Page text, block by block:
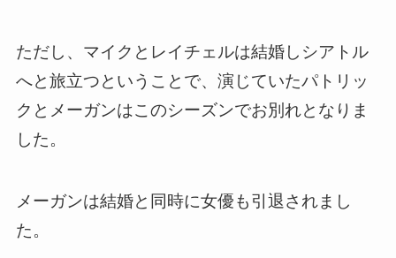
ただし、マイクとレイチェルは結婚しシアトル
へと旅立つということで、 演じていたパトリッ
クとメーガンはこのシーズンでお別れとなりま
した。
メーガンは結婚と同時に女優も引退されまし
た。